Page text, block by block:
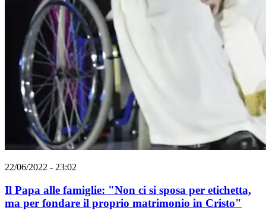
22/06/2022 - 23:02
Il Papa alle famiglie: "Non ci si sposa per etichetta,
ma per fondare il proprio matrimonio in Cristo"